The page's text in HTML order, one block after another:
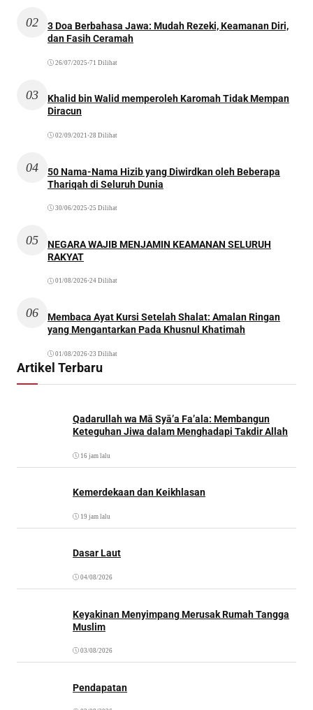
02
3 Doa Berbahasa Jawa: Mudah Rezeki, Keamanan Diri,
dan Fasih Ceramah
26/07/2025 •71 Dilihat
03
Khalid bin Walid memperoleh Karomah Tidak Mempan
Diracun
02/09/2021 •28 Dilihat
04
50 Nama-Nama Hizib yang Diwirdkan oleh Beberapa
Thariqah di Seluruh Dunia
30/06/2025 •25 Dilihat
05
NEGARA WAJIB MENJAMIN KEAMANAN SELURUH
RAKYAT
01/08/2026•24 Dilihat
06
Membaca Ayat Kursi Setelah Shalat: Amalan Ringan
yang Mengantarkan Pada Khusnul Khatimah
01/08/2026•23 Dilihat
Artikel Terbaru
Qadarullah wa Mā Syā’a Fa’ala: Membangun
Keteguhan Jiwa dalam Menghadapi Takdir Allah
16 jam lalu
Kemerdekaan dan Keikhlasan
19 jam lalu
Dasar Laut
04/08/2026
Keyakinan Menyimpang Merusak Rumah Tangga
Muslim
03/08/2026
Pendapatan